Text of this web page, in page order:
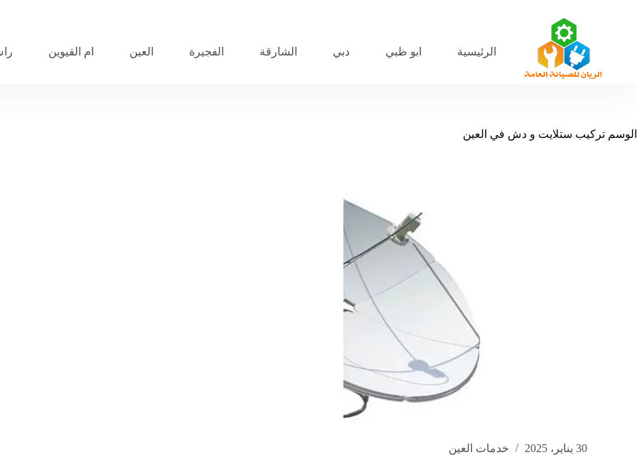
الرئيسية
ابو ظبي دبي الشارقة الفجيرة العين ام القيوين
الوسم تركيب ستلايت و دش في العين
30 يناير، 2025 خدمات العين